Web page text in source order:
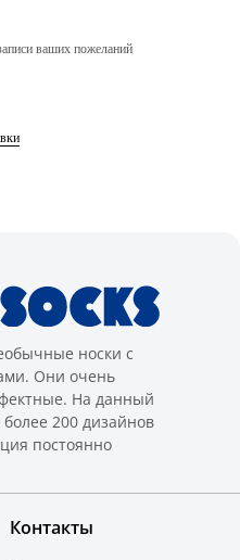
ваших пожеланий
носки с
Они очень
На данный
200 дизайнов
постоянно
Контакты